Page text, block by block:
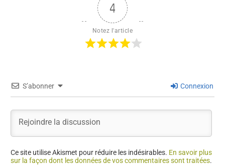
4
Notez l'article
S’abonner Connexion
Ce site utilise Akismet pour réduire les indésirables. En savoir plus
sur la façon dont les données de vos commentaires sont traitées.